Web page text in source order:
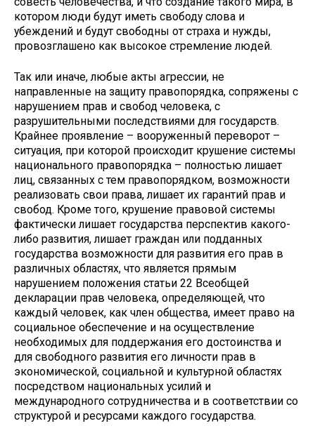
котором люди будут иметь свободу слова и
убеждений и будут свободны от страха и нужды,
провозглашено как высокое стремление людей.
Так или иначе, любые акты агрессии, не
направленные на защиту правопорядка, сопряжены с
нарушением прав и свобод человека, с
разрушительными последствиями для государств.
Крайнее проявление – вооруженный переворот –
ситуация, при которой происходит крушение системы
национального правопорядка – полностью лишает
лиц, связанных с тем правопорядком, возможности
реализовать свои права, лишает их гарантий прав и
свобод. Кроме того, крушение правовой системы
фактически лишает государства перспектив какого-
либо развития, лишает граждан или подданных
государства возможности для развития его прав в
различных областях, что является прямым
нарушением положения статьи 22 Всеобщей
декларации прав человека, определяющей, что
каждый человек, как член общества, имеет право на
социальное обеспечение и на осуществление
необходимых для поддержания его достоинства и
для свободного развития его личности прав в
экономической, социальной и культурной областях
посредством национальных усилий и
международного сотрудничества и в соответствии со
структурой и ресурсами каждого государства.